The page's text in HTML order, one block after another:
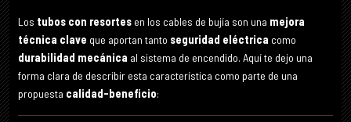
Los tubos con resortes en los cables de bujía son una mejora
técnica clave que aportan tanto seguridad eléctrica como
durabilidad mecánica al sistema de encendido. Aquí te dejo una
forma clara de describir esta característica como parte de una
propuesta calidad-beneficio: